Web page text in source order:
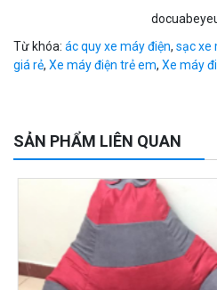
Từ khóa: ác quy xe máy điện, sạc xe
giá rẻ, Xe máy điện trẻ em, Xe máy
SẢN PHẨM LIÊN QUAN